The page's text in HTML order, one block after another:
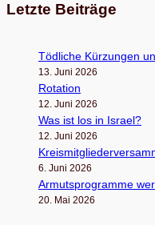
Letzte Beiträge
Töd­li­che Kür­zun­gen
13. Juni 2026
Rota­tion
12. Juni 2026
Was ist los in Israel?
12. Juni 2026
6. Juni 2026
Armuts­pro­gramme
20. Mai 2026